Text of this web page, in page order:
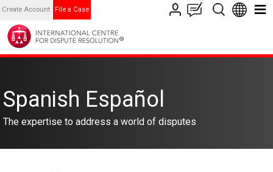
Create Account File a Case
Spanish Español
The expertise to address a world of disputes